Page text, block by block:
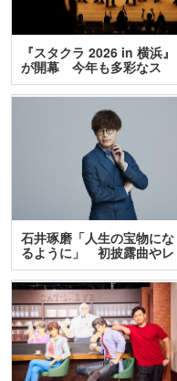
『スタクラ 2026 in 横浜』
が開幕 今年も多彩なス
テ…
石井琢磨「人生の宝物にな
るように」 初披露曲やレ
ア…